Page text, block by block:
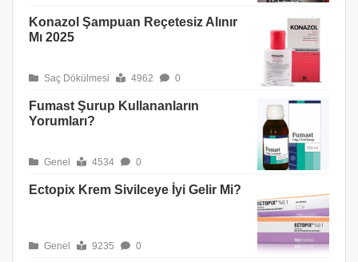
Konazol Şampuan Reçetesiz Alınır
Mı 2025
Saç Dökülmesi 4962 0
Fumast Şurup Kullananların
Yorumları?
Genel 4534 0
Ectopix Krem Sivilceye İyi Gelir Mi?
Genel 9235 0